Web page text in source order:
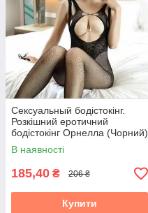
Сексуальный бодістокінг.
Розкішний еротичний
бодістокінг Орнелла (Чорний)
Розмір: універсал. (XS-XL)
В наявності
185,40 ₴ 206 ₴
Купити